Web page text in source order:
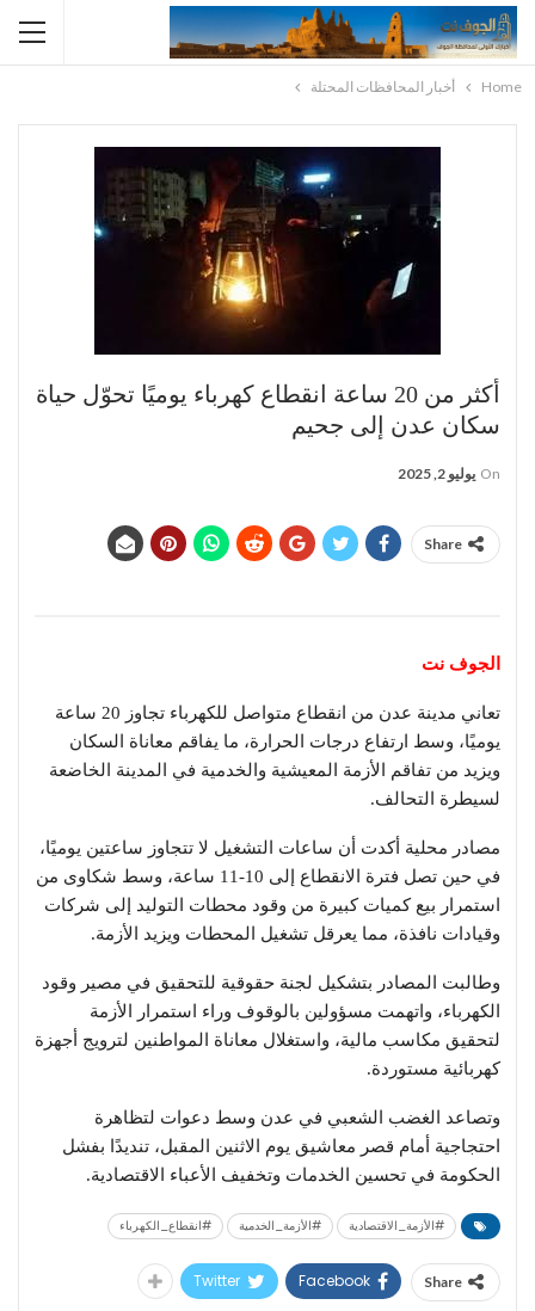
Home أخبار المحافظات المحتلة
أكثر من 20 ساعة انقطاع كهرباء يوميًا تحوّل حياة
سكان عدن إلى جحيم
On يوليو 2, 2025
Share
الجوف نت
تعاني مدينة عدن من انقطاع متواصل للكهرباء تجاوز 20 ساعة
يوميًا، وسط ارتفاع درجات الحرارة، ما يفاقم معاناة السكان
ويزيد من تفاقم الأزمة المعيشية والخدمية في المدينة الخاضعة
لسيطرة التحالف.
مصادر محلية أكدت أن ساعات التشغيل لا تتجاوز ساعتين يوميًا،
في حين تصل فترة الانقطاع إلى 10-11 ساعة، وسط شكاوى من
استمرار بيع كميات كبيرة من وقود محطات التوليد إلى شركات
وقيادات نافذة، مما يعرقل تشغيل المحطات ويزيد الأزمة.
وطالبت المصادر بتشكيل لجنة حقوقية للتحقيق في مصير وقود
الكهرباء، واتهمت مسؤولين بالوقوف وراء استمرار الأزمة
لتحقيق مكاسب مالية، واستغلال معاناة المواطنين لترويج أجهزة
كهربائية مستوردة.
وتصاعد الغضب الشعبي في عدن وسط دعوات لتظاهرة
احتجاجية أمام قصر معاشيق يوم الاثنين المقبل، تنديدًا بفشل
الحكومة في تحسين الخدمات وتخفيف الأعباء الاقتصادية.
#الأزمة_الاقتصادية #الأزمة_الخدمية #انقطاع_الكهرباء
Share
Facebook
Twitter